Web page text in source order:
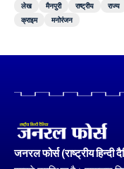
लेख
मैनपुरी राष्ट्रीय राज्य
क्राइम
मनोरंजन
जनरल फोर्स (राष्ट्रीय हिन्दी